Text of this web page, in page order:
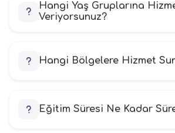
Hangi Yaş Gruplarına
Veriyorsunuz?
Hangi Bölgelere Hizmet
Eğitim Süresi Ne Kadar